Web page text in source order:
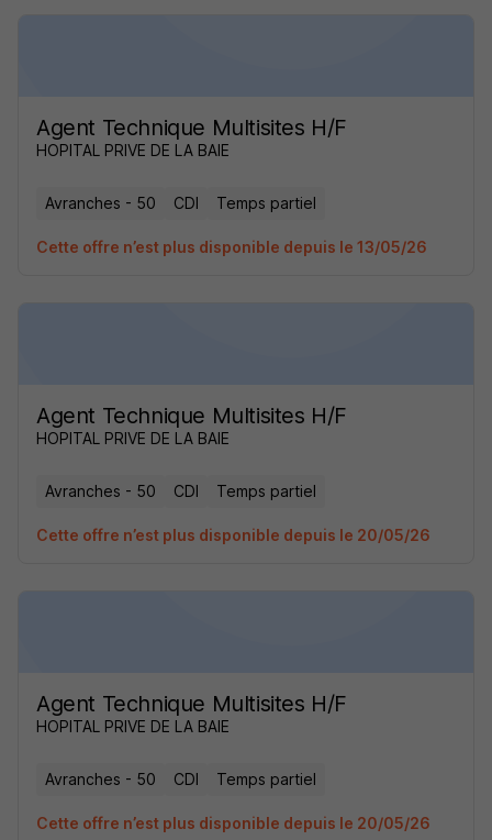
Agent Technique Multisites H/F
HOPITAL PRIVE DE LA BAIE
Avranches - 50 CDI Temps partiel
Cette offre n’est plus disponible depuis le 13/05/26
Agent Technique Multisites H/F
HOPITAL PRIVE DE LA BAIE
Avranches - 50 CDI Temps partiel
Cette offre n’est plus disponible depuis le 20/05/26
Agent Technique Multisites H/F
HOPITAL PRIVE DE LA BAIE
Avranches - 50 CDI Temps partiel
Cette offre n’est plus disponible depuis le 20/05/26